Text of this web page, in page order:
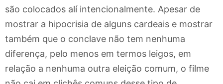
são colocados alí intencionalmente. Apesar de
mostrar a hipocrisia de alguns cardeais e mostrar
também que o conclave não tem nenhuma
diferença, pelo menos em termos leigos, em
relação a nenhuma outra eleição comum, o filme